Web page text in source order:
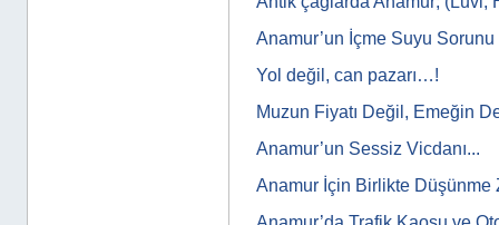
Anamur’un İçme Suyu Sorunu
Yol değil, can pazarı…!
Muzun Fiyatı Değil, Emeğin
Anamur’un Sessiz Vicdanı...
Anamur İçin Birlikte Düşünme